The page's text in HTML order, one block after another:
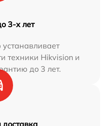
3-х лет
техники Hikvision и
до 3 лет.
доставка